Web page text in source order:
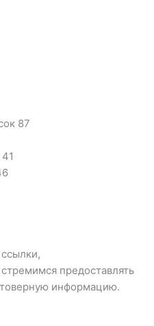
87
предоставлять
информацию.